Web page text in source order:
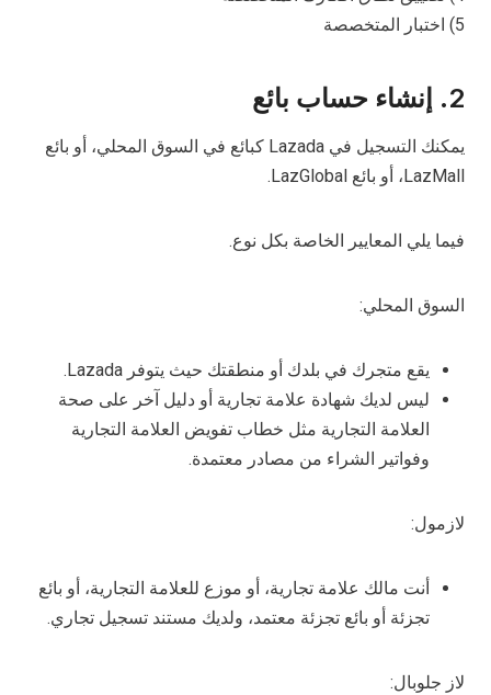
5) اختبار المتخصصة
2. إنشاء حساب بائع
يمكنك التسجيل في Lazada كبائع في السوق المحلي، أو بائع
LazMall، أو بائع LazGlobal.
فيما يلي المعايير الخاصة بكل نوع.
السوق المحلي:
يقع متجرك في بلدك أو منطقتك حيث يتوفر Lazada.
ليس لديك شهادة علامة تجارية أو دليل آخر على صحة
العلامة التجارية مثل خطاب تفويض العلامة التجارية
وفواتير الشراء من مصادر معتمدة.
لازمول:
أنت مالك علامة تجارية، أو موزع للعلامة التجارية، أو بائع
تجزئة أو بائع تجزئة معتمد، ولديك مستند تسجيل تجاري.
لاز جلوبال: